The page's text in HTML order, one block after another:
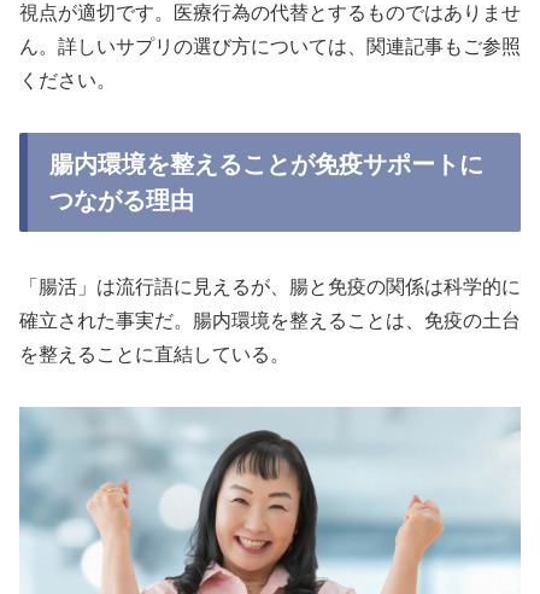
視点が適切です。医療行為の代替とするものではありませ
ん。詳しいサプリの選び方については、関連記事もご参照
ください。
腸内環境を整えることが免疫サポートに
つながる理由
「腸活」は流行語に見えるが、腸と免疫の関係は科学的に
確立された事実だ。腸内環境を整えることは、免疫の土台
を整えることに直結している。